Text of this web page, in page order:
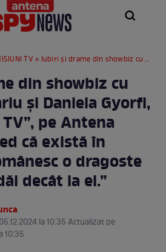
TV » Iubiri şi drame din showbiz cu Mihai Trăistariu şi Daniela Gyorfi, în „Spynews TV”, pe Antena Stars, “Nu cred că există în showbizul românesc o dragoste mai cu năbădăi decât la ei.”
din showbiz cu
şi Daniela Gyorfi,
pe Antena
că există în
o dragoste
decât la ei.”
.
la 10:35 Actualizat pe
10:35